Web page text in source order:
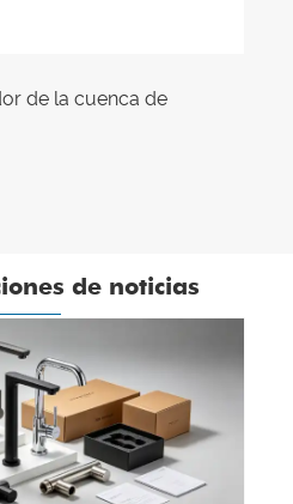
de la cuenca de
de noticias